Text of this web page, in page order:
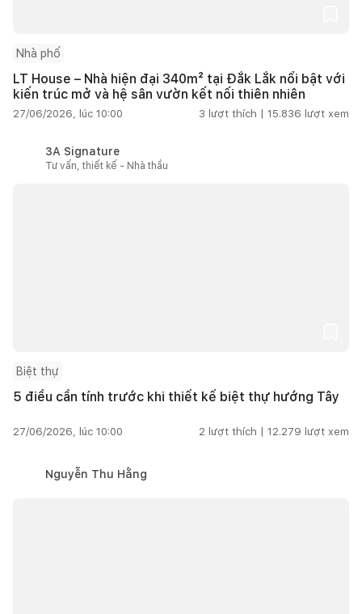
Nhà phố
LT House – Nhà hiện đại 340m² tại Đắk Lắk nổi bật với
kiến trúc mở và hệ sân vườn kết nối thiên nhiên
27/06/2026, lúc 10:00 3 lượt thích | 15.836 lượt xem
3A Signature
Tư vấn, thiết kế - Nhà thầu
Biệt thự
5 điều cần tính trước khi thiết kế biệt thự hướng Tây
27/06/2026, lúc 10:00 2 lượt thích | 12.279 lượt xem
Nguyễn Thu Hằng